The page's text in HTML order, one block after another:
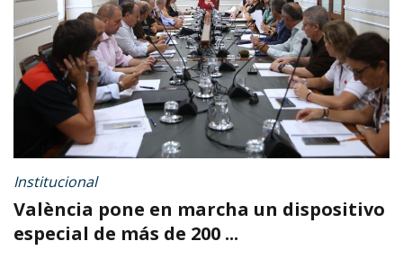
Institucional
València pone en marcha un dispositivo
especial de más de 200 ...